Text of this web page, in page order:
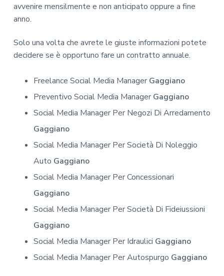
avvenire mensilmente e non anticipato oppure a fine
anno.
Solo una volta che avrete le giuste informazioni potete
decidere se è opportuno fare un contratto annuale.
Freelance Social Media Manager Gaggiano
Preventivo Social Media Manager Gaggiano
Social Media Manager Per Negozi Di Arredamento
Gaggiano
Social Media Manager Per Società Di Noleggio
Auto Gaggiano
Social Media Manager Per Concessionari
Gaggiano
Social Media Manager Per Società Di Fideiussioni
Gaggiano
Social Media Manager Per Idraulici Gaggiano
Social Media Manager Per Autospurgo Gaggiano